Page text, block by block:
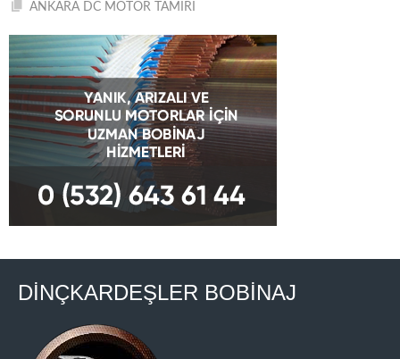
ANKARA DC MOTOR TAMİRİ
DİNÇKARDEŞLER BOBİNAJ